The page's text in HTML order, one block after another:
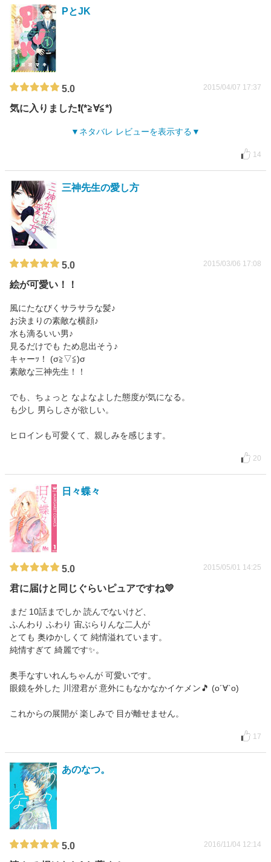
PとJK
5.0 2015/04/07 17:37
気に入りました❗(*≧∀≦*)
ネタバレ レビューを表示する
14
三神先生の愛し方
5.0 2015/03/06 17:08
絵が可愛い！！
風にたなびくサラサラな髪♪
お決まりの素敵な横顔♪
水も滴るいい男♪
見るだけでも ため息出そう♪
キャーｯ！ (σ≧▽≦)σ
素敵な三神先生！！
でも、ちょっと なよなよした態度が気になる。
も少し 男らしさが欲しい。
ヒロインも可愛くて、親しみを感じます。
20
日々蝶々
5.0 2015/05/01 14:25
君に届けと同じぐらいピュアですね💛
まだ 10話までしか 読んでないけど、
ふんわり ふわり 宙ぶらりんな二人が
とても 奥ゆかしくて 純情溢れています。
純情すぎて 綺麗です✨。
奥手なすいれんちゃんが 可愛いです。
眼鏡を外した 川澄君が 意外にもなかなかイケメン🎵 (о´∀`о)
これからの展開が 楽しみで 目が離せません。
17
あのなつ。
5.0 2016/11/04 12:14